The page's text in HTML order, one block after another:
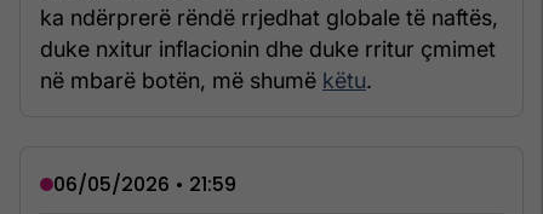
ka ndërprerë rëndë rrjedhat globale të naftës,
duke nxitur inflacionin dhe duke rritur çmimet
në mbarë botën, më shumë këtu.
06/05/2026 • 21:59